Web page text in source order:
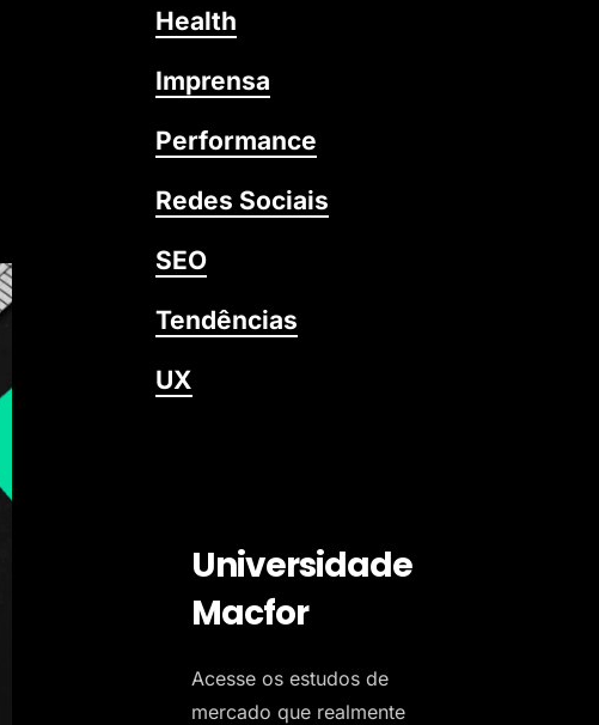
Health
Imprensa
Performance
Redes Sociais
SEO
Tendências
UX
Universidade
Macfor
Acesse os estudos de
mercado que realmente